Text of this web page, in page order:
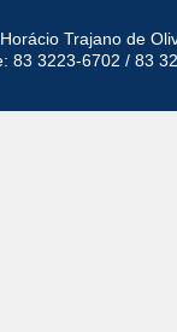
Trajano de
83 3223-6702 / 83